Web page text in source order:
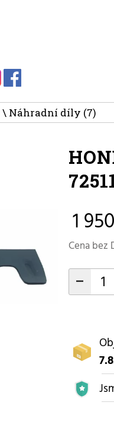
\ Náhradní díly (7)
1
Cena bez
-